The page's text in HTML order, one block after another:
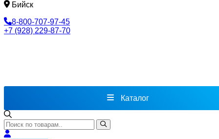
Бийск
8-800-707-97-45
+7 (928) 229-87-70
Каталог